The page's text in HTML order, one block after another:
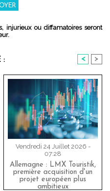
injurieux ou diffamatoires seront
: < >
Vendredi 24 Juillet 2026 -
07:28
Allemagne : LMX Touristik,
première acquisition d'un
projet européen plus
ambitieux